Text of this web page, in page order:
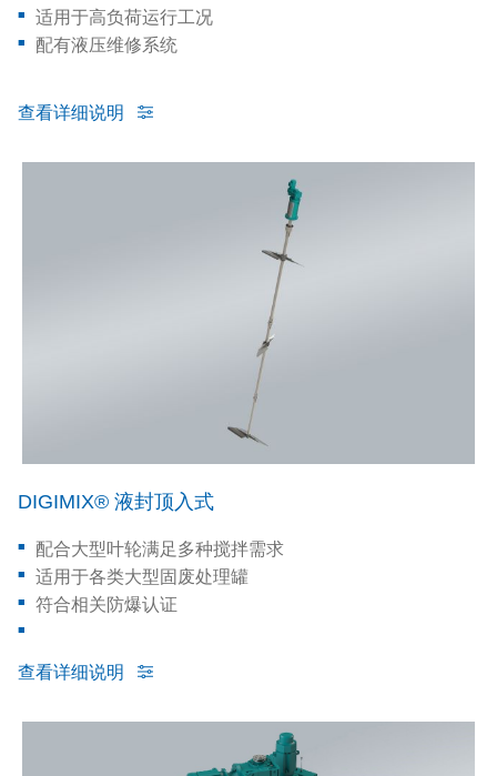
适用于高负荷运行工况
配有液压维修系统
查看详细说明
DIGIMIX® 液封顶入式
配合大型叶轮满足多种搅拌需求
适用于各类大型固废处理罐
符合相关防爆认证
查看详细说明